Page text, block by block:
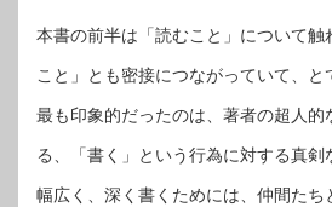
本書の前半は「読むこと」について触
こと」とも密接につながっていて、と
最も印象的だったのは、著者の超人的
る、「書く」という行為に対する真剣
幅広く、深く書くためには、仲間たち